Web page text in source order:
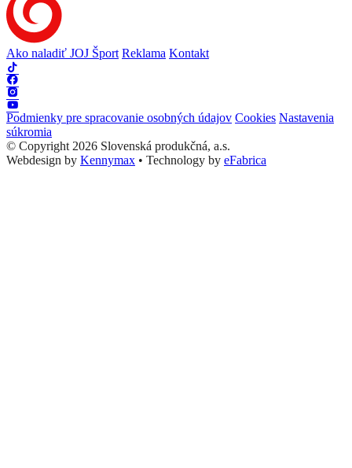
Ako naladiť JOJ Šport Reklama Kontakt
Podmienky pre spracovanie osobných údajov Cookies Nastavenia
súkromia
© Copyright 2026 Slovenská produkčná, a.s.
Webdesign by Kennymax • Technology by eFabrica